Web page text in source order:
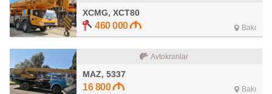
XCMG, XCT80
460 000 Bakı
Avtokranlar
MAZ, 5337
16 800 Bakı